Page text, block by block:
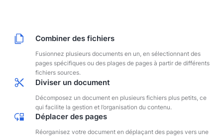
Combiner des fichiers
Fusionnez plusieurs documents en un, en sélectionnant des
pages spécifiques ou des plages de pages à partir de différents
fichiers sources.
Diviser un document
Décomposez un document en plusieurs fichiers plus petits, ce
qui facilite la gestion et l’organisation du contenu.
Déplacer des pages
Réorganisez votre document en déplaçant des pages vers une